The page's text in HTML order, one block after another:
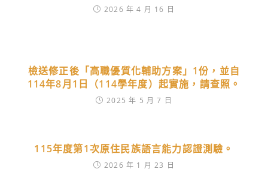
2026 年 4 月 16 日
檢送修正後「高職優質化輔助方案」1份，並自
114年8月1日（114學年度）起實施，請查照。
2025 年 5 月 7 日
115年度第1次原住民族語言能力認證測驗。
2026 年 1 月 23 日